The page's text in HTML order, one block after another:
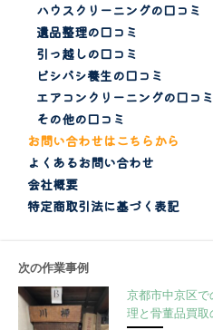
ハウスクリーニングの口コミ
遺品整理の口コミ
引っ越しの口コミ
ビシバシ養生の口コミ
エアコンクリーニングの口コミ
その他の口コミ
お問い合わせはこちらから
よくあるお問い合わせ
会社概要
特定商取引法に基づく表記
ハウスクリーニング
2009-2024 株式会社
次の作業事例
京都市中京区
理と骨董品買取